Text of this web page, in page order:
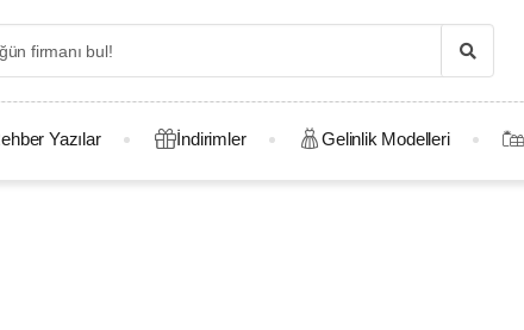
Yazılar İndirimler Gelinlik Modelleri